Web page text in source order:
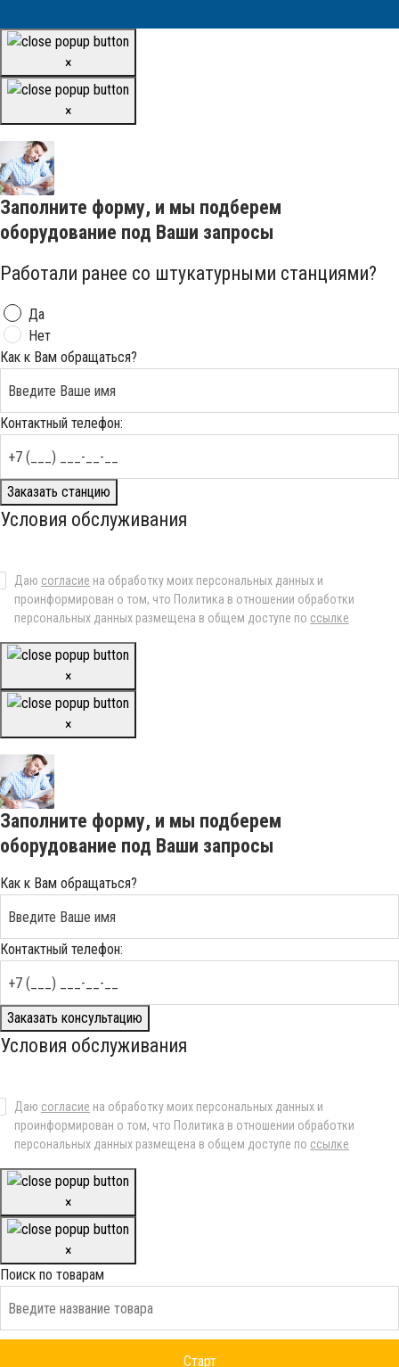
×
×
Заполните форму, и мы подберем
оборудование под Ваши запросы
Работали ранее со штукатурными станциями?
Да
Нет
Как к Вам обращаться?
Контактный телефон:
Заказать станцию
Условия обслуживания
Даю согласие на обработку моих персональных данных и
проинформирован о том, что Политика в отношении обработки
персональных данных размещена в общем доступе по ссылке
×
×
Заполните форму, и мы подберем
оборудование под Ваши запросы
Как к Вам обращаться?
Контактный телефон:
Заказать консультацию
Условия обслуживания
Даю согласие на обработку моих персональных данных и
проинформирован о том, что Политика в отношении обработки
персональных данных размещена в общем доступе по ссылке
×
×
Поиск по товарам